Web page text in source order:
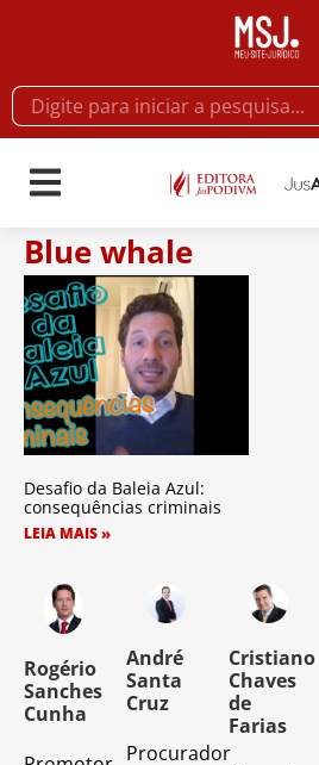
Blue whale
Desafio da Baleia Azul:
consequências criminais
LEIA MAIS »
Rogério
Sanches
Cunha
André
Santa
Cruz
Procurador
Cristiano
Chaves
de
Farias